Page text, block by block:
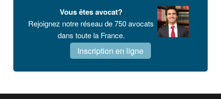
Vous êtes avocat?
Rejoignez notre réseau de 750 avocats
dans toute la France.
Inscription en ligne